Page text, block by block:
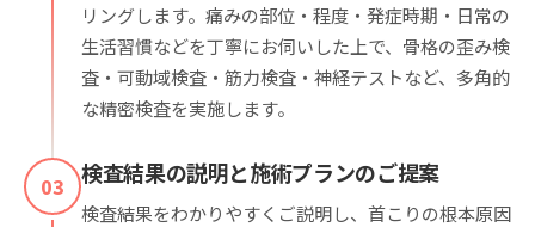
リングします。痛みの部位・程度・発症時期・日常の
生活習慣などを丁寧にお伺いした上で、骨格の歪み検
査・可動域検査・筋力検査・神経テストなど、多角的
な精密検査を実施します。
03 検査結果の説明と施術プランのご提案
検査結果をわかりやすくご説明し、首こりの根本原因